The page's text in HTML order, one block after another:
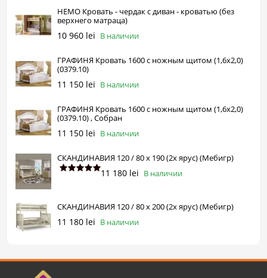
НЕМО Кровать - чердак с диван - кроватью (без
верхнего матраца)
10 960 lei В наличии
ГРАФИНЯ Кровать 1600 с ножным щитом (1,6х2,0)
(0379.10)
11 150 lei В наличии
ГРАФИНЯ Кровать 1600 с ножным щитом (1,6х2,0)
(0379.10) , Собран
11 150 lei В наличии
СКАНДИНАВИЯ 120 / 80 х 190 (2х ярус) (Мебигр)
11 180 lei В наличии
СКАНДИНАВИЯ 120 / 80 х 200 (2х ярус) (Мебигр)
11 180 lei В наличии